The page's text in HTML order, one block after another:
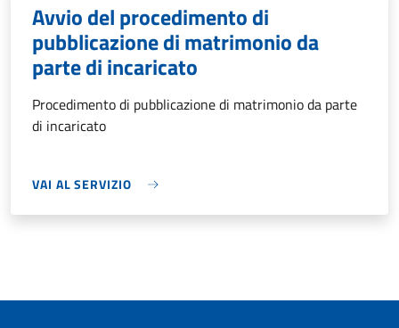
Avvio del procedimento di
pubblicazione di matrimonio da
parte di incaricato
Procedimento di pubblicazione di matrimonio da parte
di incaricato
VAI AL SERVIZIO